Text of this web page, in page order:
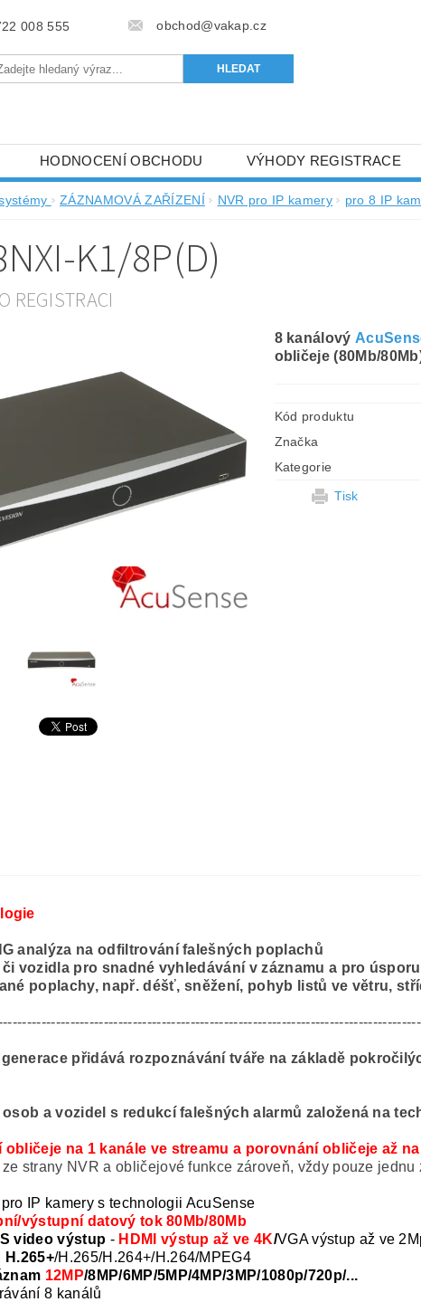
008 555 obchod@vakap.cz
HODNOCENÍ OBCHODU VÝHODY REGISTRACE
ZÁZNAMOVÁ ZAŘÍZENÍ NVR pro IP kamery pro 8 IP
K1/8P(D)
REGISTRACI
8 kanálový
obličeje (80Mb/
Kód produktu
Značka
Kategorie
Tisk
analýza na odfiltrování falešných poplachů
vozidla pro snadné vyhledávání v záznamu a pro
poplachy, např. déšť, sněžení, pohyb listů ve větru,
přidává rozpoznávání tváře na základě
a vozidel s redukcí falešných alarmů založená na
obličeje na 1 kanále ve streamu a porovnání obličeje až
strany NVR a obličejové funkce zároveň, vždy pouze jednu
IP kamery s technologii AcuSense
výstupní datový tok 80Mb/80Mb
video výstup - HDMI výstup až ve 4K/VGA výstup až ve
H.265+/H.265/H.264+/H.264/MPEG4
12MP/8MP/6MP/5MP/4MP/3MP/1080p/720p/...
8 kanálů